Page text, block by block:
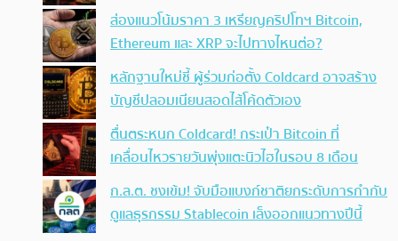
ส่องแนวโน้มราคา 3 เหรียญคริปโทฯ Bitcoin,
Ethereum และ XRP จะไปทางไหนต่อ?
หลักฐานใหม่ชี้ ผู้ร่วมก่อตั้ง Coldcard อาจสร้าง
บัญชีปลอมเนียนสอดไส้โค้ดตัวเอง
ตื่นตระหนก Coldcard! กระเป๋า Bitcoin ที่
เคลื่อนไหวรายวันพุ่งแตะนิวไฮในรอบ 8 เดือน
ก.ล.ต. ชงเข้ม! จับมือแบงก์ชาติยกระดับการกำกับ
ดูแลธุรกรรม Stablecoin เล็งออกแนวทางปีนี้